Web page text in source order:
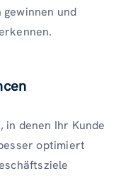
gewinnen und
in denen Ihr Kunde
optimiert